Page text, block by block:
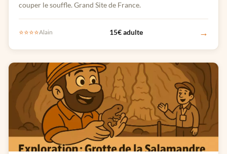
couper le souffle. Grand Site de France.
⭐⭐⭐⭐Alain 15€ adulte →